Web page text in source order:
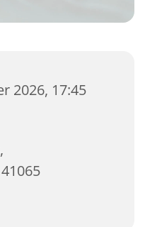
2026, 17:45